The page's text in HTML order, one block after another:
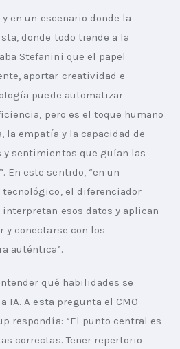
en un escenario donde la
donde todo tiende a la
Stefanini que el papel
aportar creatividad e
puede automatizar
pero es el toque humano
la empatía y la capacidad de
y sentimientos que guían las
En este sentido, “en un
tecnológico, el diferenciador
interpretan esos datos y aplican
y conectarse con los
auténtica”.
qué habilidades se
IA. A esta pregunta el CMO
respondía: “El punto central es
correctas. Tener repertorio